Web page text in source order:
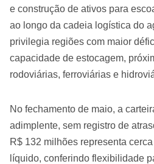
e construção de ativos para
ao longo da cadeia logística do
privilegia regiões com maior
capacidade de estocagem,
rodoviárias, ferroviárias e
No fechamento de maio, a
adimplente, sem registro de
R$ 132 milhões representa
líquido, conferindo flexibilidade